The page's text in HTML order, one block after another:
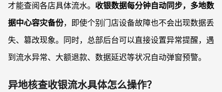
才能查阅各店具体流水。 收银数据每分钟自动同步，多地数
据中心容灾备份，即使个别门店设备故障也不会出现数据丢
失、篡改现象。同时，总部后台可以直接设置异常提醒，遇
到流水异常、大额退款、数据延迟等状况自动弹窗预警。
异地核查收银流水具体怎么操作？